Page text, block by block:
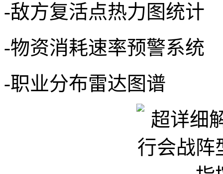
-敌方复活点热力图统计
-物资消耗速率预警系统
-职业分布雷达图谱